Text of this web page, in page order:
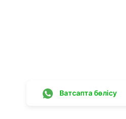
Ватсапта бөлісу